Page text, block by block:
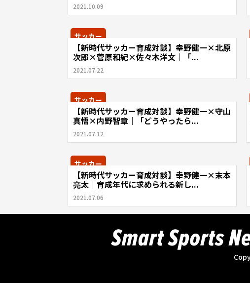
2021.10.09
サッカー
【新時代サッカー育成対談】幸野健一×北原
次郎×菅原和紀×佐々木洋文｜「...
2021.07.22
サッカー
【新時代サッカー育成対談】幸野健一×守山
真悟×内野智章｜「どうやったら...
2021.07.12
サッカー
【新時代サッカー育成対談】幸野健一×末本
亮太｜育成年代に求められる新し...
2021.07.06